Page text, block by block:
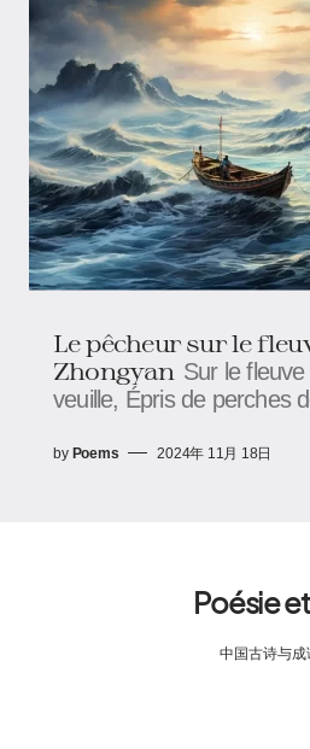
Le pêcheur sur le
Zhongyan Sur le
veuille, Épris de perches
by Poems 2024年 11月 18日
Poésie
中国古诗与成